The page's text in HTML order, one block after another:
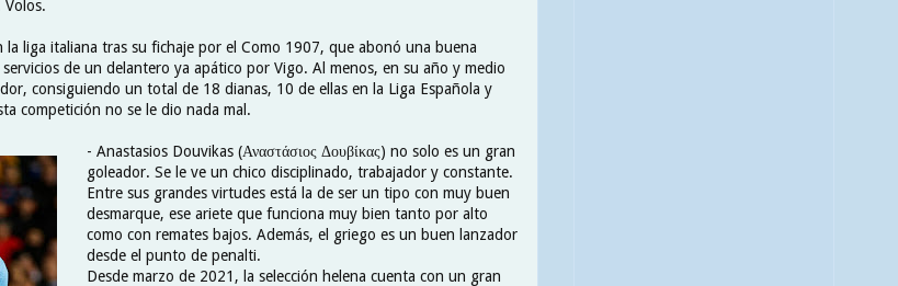
Volos.
liga italiana tras su fichaje por el Como 1907, que abonó una buena
de un delantero ya apático por Vigo. Al menos, en su año y medio
consiguiendo un total de 18 dianas, 10 de ellas en la Liga Española y
competición no se le dio nada mal.
- Anastasios Douvikas (Αναστάσιος Δουβίκας) no solo es un gran
goleador. Se le ve un chico disciplinado, trabajador y constante.
Entre sus grandes virtudes está la de ser un tipo con muy buen
desmarque, ese ariete que funciona muy bien tanto por alto
como con remates bajos. Además, el griego es un buen lanzador
desde el punto de penalti.
Desde marzo de 2021, la selección helena cuenta con un gran